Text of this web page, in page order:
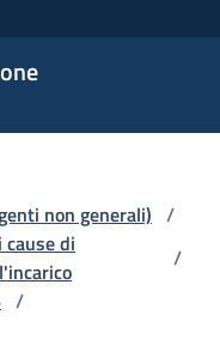
non generali) /
di
/
/